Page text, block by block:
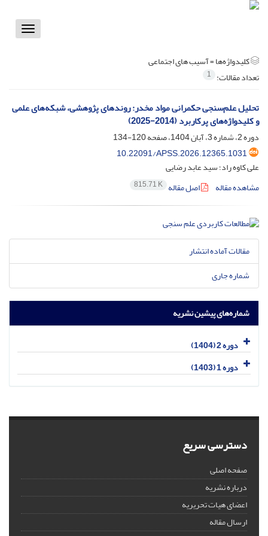
Toggle
کلیدواژه‌ها =آسیب های اجتماعی
تعداد مقالات: 1
تحلیل علم‌سنجی حکمرانی مواد مخدر: روندهای پژوهشی، شبکه‌های علمی
و کلیدواژه‌های پرکاربرد (2014-2025)
دوره 2، شماره 3، آبان 1404، صفحه
120-134
10.22091/APSS.2026.12365.1031
علی کاوه راد؛ سید عابد رضایی
مشاهده مقاله
اصل مقاله 815.71 K
مقالات آماده انتشار
شماره جاری
شماره‌های پیشین نشریه
دوره 2 (1404)
دوره 1 (1403)
دسترسی سریع
صفحه اصلی
درباره نشریه
اعضای هیات تحریریه
ارسال مقاله